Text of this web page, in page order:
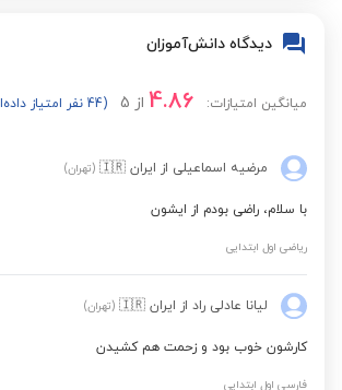
ابتدایی
علوم تجربی پنجم
ابتدایی
نگارش فارسی ششم
ابتدایی
علوم تجربی اول ابتدایی
دیدگاه دانش‌آموزان
میانگین امتیازات: 4.86 از 5 (44 نفر امتیاز داده‌اند.)
مرضیه اسماعیلی از ایران 🇮🇷 (تهران)
با سلام، راضی بودم از ایشون
ریاضی اول ابتدایی
لیانا عادلی راد از ایران 🇮🇷 (تهران)
کارشون خوب بود و زحمت هم کشیدن
فارسی اول ابتدایی